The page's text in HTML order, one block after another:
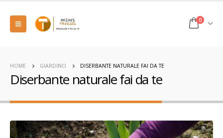
0
HOME GIARDINO DISERBANTE NATURALE FAI DA TE
Diserbante naturale fai da te